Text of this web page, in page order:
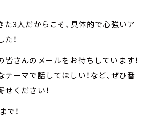
た3人だからこそ、具体的で心強いア
！
皆さんのメールをお待ちしています！
ーマで話してほしい！など、ぜひ番
ください！
まで！